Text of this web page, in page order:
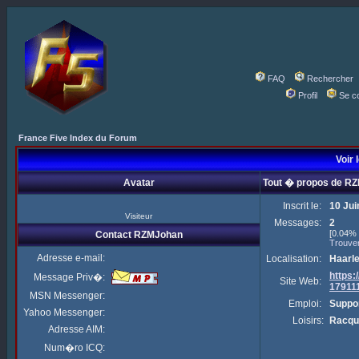
FAQ
Rechercher
Profil
Se
France Five Index du Forum
Voir
Avatar Tout � propos de
Visiteur
Inscrit le:
10
Messages:
2
[0.04%
Localisation:
Site Web:
Emploi:
Loisirs:
Contact RZMJohan
Adresse e-mail:
Message Priv�:
MSN Messenger:
Yahoo Messenger:
Adresse AIM:
Num�ro ICQ: